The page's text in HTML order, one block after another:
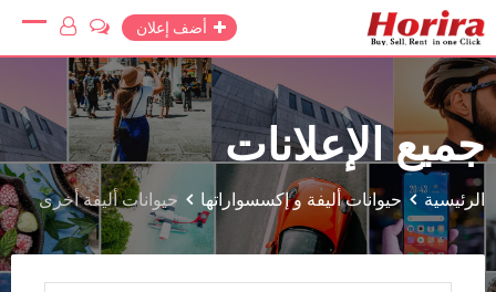
Skip
content
أضف إعلان
جميع الإعلانات
الرئيسية حيوانات أليفة و إكسسواراتها حيوانات أليفة أخرى